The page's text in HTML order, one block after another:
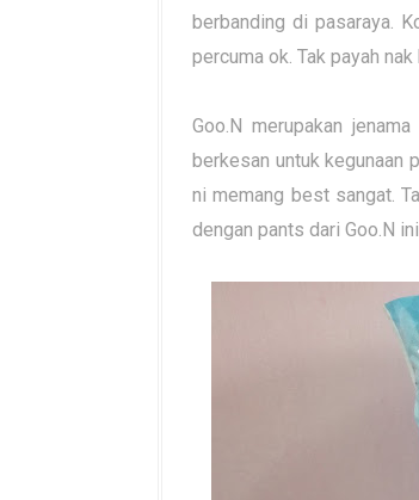
berbanding di pasaraya.
percuma ok. Tak payah
Goo.N merupakan
berkesan untuk kegunaan
ni memang best sangat.
dengan pants dari Goo.N